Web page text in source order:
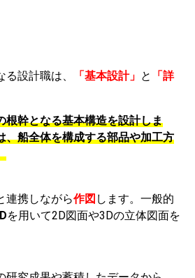
設計職は、 「基本設計」 と
「詳
根幹となる基本構造を設計しま
、船全体を構成する部品や加工方
連携しながら作図 します。一般的
を用いて2D図面や3Dの立体図面を